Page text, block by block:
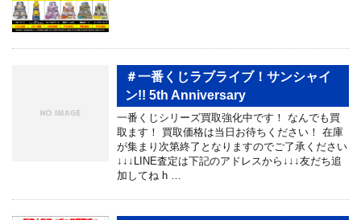
＃一番くじラブライブ！サンシャイ
ン!! 5th Anniversary
一番くじシリーズ買取強化中です！ なんでも買
取ます！ 買取価格は当日お待ちください！ 在庫
が集まり次第終了となりますのでご了承ください
↓↓↓LINE査定は下記のアドレスから↓↓↓友だち追
加してね h …